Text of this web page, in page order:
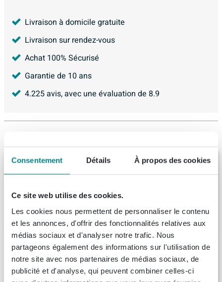
Consentement Détails À propos des cookies
Ce site web utilise des cookies.
Les cookies nous permettent de personnaliser le contenu
et les annonces, d'offrir des fonctionnalités relatives aux
médias sociaux et d'analyser notre trafic. Nous
partageons également des informations sur l'utilisation de
notre site avec nos partenaires de médias sociaux, de
publicité et d'analyse, qui peuvent combiner celles-ci
Livraison à domicile gratuite
Livraison sur rendez-vous
Achat 100% Sécurisé
Garantie de 10 ans
4.225avis, avec une évaluation de 8.9
Riho Lugo baignoire 180x90cm
rectangulaire acrylique blanc
926,-
Plieger Temple baignoire duo extra
profonde et spacieuse 190x90cm 47cm de
profondeur avec pieds blanc